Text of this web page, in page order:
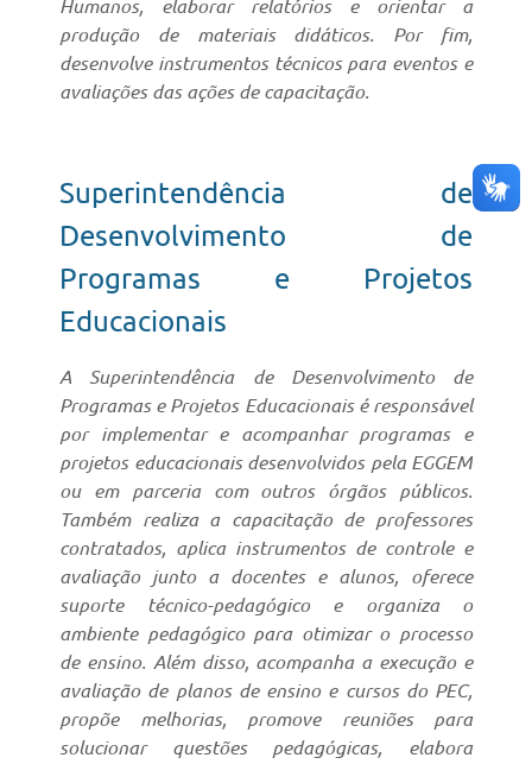
Humanos, elaborar relatórios e orientar a
produção de materiais didáticos. Por fim,
desenvolve instrumentos técnicos para eventos e
avaliações das ações de capacitação.
Superintendência de
Desenvolvimento de
Programas e Projetos
Educacionais
A Superintendência de Desenvolvimento de
Programas e Projetos Educacionais é responsável
por implementar e acompanhar programas e
projetos educacionais desenvolvidos pela EGGEM
ou em parceria com outros órgãos públicos.
Também realiza a capacitação de professores
contratados, aplica instrumentos de controle e
avaliação junto a docentes e alunos, oferece
suporte técnico-pedagógico e organiza o
ambiente pedagógico para otimizar o processo
de ensino. Além disso, acompanha a execução e
avaliação de planos de ensino e cursos do PEC,
propõe melhorias, promove reuniões para
solucionar questões pedagógicas, elabora